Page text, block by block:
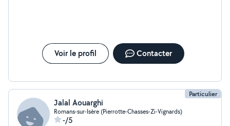
Voir le profil Contacter
Particulier
Jalal Aouarghi
Romans-sur-Isère (Pierrotte-Chasses-Zi-Vignards)
-/5